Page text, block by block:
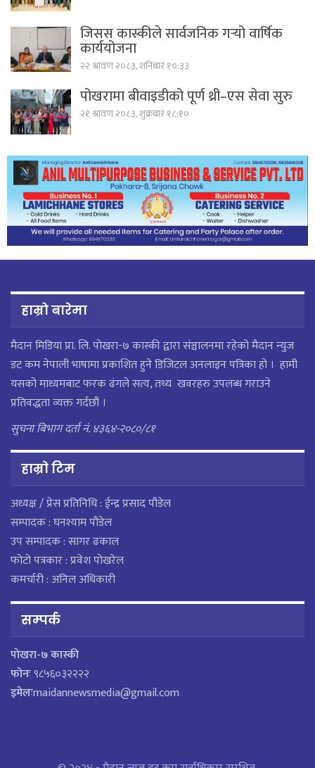
जिसस कास्कीले सार्वजनिक गर्‍यो वार्षिक
कार्ययोजना
२२ श्रावण २०८३, शनिबार १०:३३
पोखरामा बीवाइडीको पूर्ण थ्री–एस सेवा सुरु
२१ श्रावण २०८३, शुक्रबार १८:१०
हाम्रो बारेमा
मैदान मिडिया प्रा. लि. पाेखरा-७ कास्की द्वारा संञ्चालनमा रहेको मैदान न्युज
डट कम नेपाली भाषामा प्रकाशित हुने डिजिटल अनलाइन पत्रिका हो । हामी
यसको माध्यमबाट फरक ढंगले सत्य, तथ्य खवरहरु उपलब्ध गराउने
प्रतिवद्धता व्यक्त गर्दछौं ।
सुचना बिभाग दर्ता नं. ४३६४-२०८०/८१
हाम्राे टिम
अध्यक्ष / प्रेस प्रतिनिधि : ईन्द्र प्रसाद पौडेल
सम्पादक : घनश्याम पौडेल
उप सम्पादक : सागर ढकाल
फोटो पत्रकार : प्रवेश पोखरेल
कमर्चारी : अनिल अधिकारी
सम्पर्क
पाेखरा-७ कास्की
फोनः९८५६०३२२२२
इमेलःmaidannewsmedia@gmail.com